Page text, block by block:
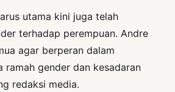
utama kini juga telah
terhadap perempuan. Andre
agar berperan dalam
ramah gender dan kesadaran
redaksi media.